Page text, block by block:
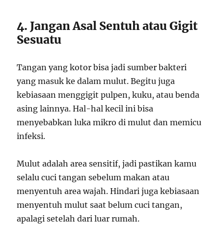
4. Jangan Asal Sentuh atau Gigit
Sesuatu
Tangan yang kotor bisa jadi sumber bakteri
yang masuk ke dalam mulut. Begitu juga
kebiasaan menggigit pulpen, kuku, atau benda
asing lainnya. Hal-hal kecil ini bisa
menyebabkan luka mikro di mulut dan memicu
infeksi.
Mulut adalah area sensitif, jadi pastikan kamu
selalu cuci tangan sebelum makan atau
menyentuh area wajah. Hindari juga kebiasaan
menyentuh mulut saat belum cuci tangan,
apalagi setelah dari luar rumah.